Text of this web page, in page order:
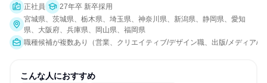
正社員
27年卒 新卒採用
宮城県、茨城県、栃木県、埼玉県、神奈川県、新潟県、静岡県、愛知
県、大阪府、兵庫県、岡山県、福岡県
職種候補が複数あり（営業、クリエイティブ/デザイン職、出版/メディア/
こんな人におすすめ